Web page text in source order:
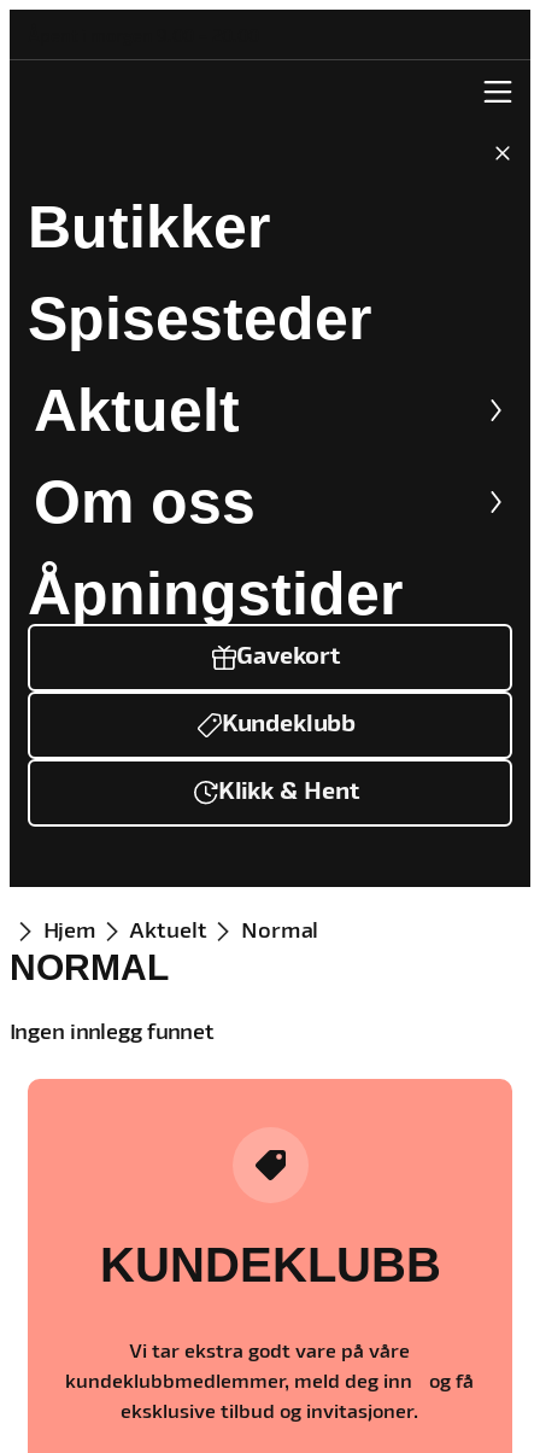
Butikker
Spisesteder
Aktuelt
Om oss
Åpningstider
Gavekort
Kundeklubb
Klikk & Hent
Hjem Aktuelt Normal
NORMAL
Ingen innlegg funnet
KUNDEKLUBB
Vi tar ekstra godt vare på våre
kundeklubbmedlemmer, meld deg inn og få
eksklusive tilbud og invitasjoner.